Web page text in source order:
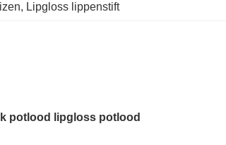
, Lipgloss lippenstift
potlood lipgloss potlood